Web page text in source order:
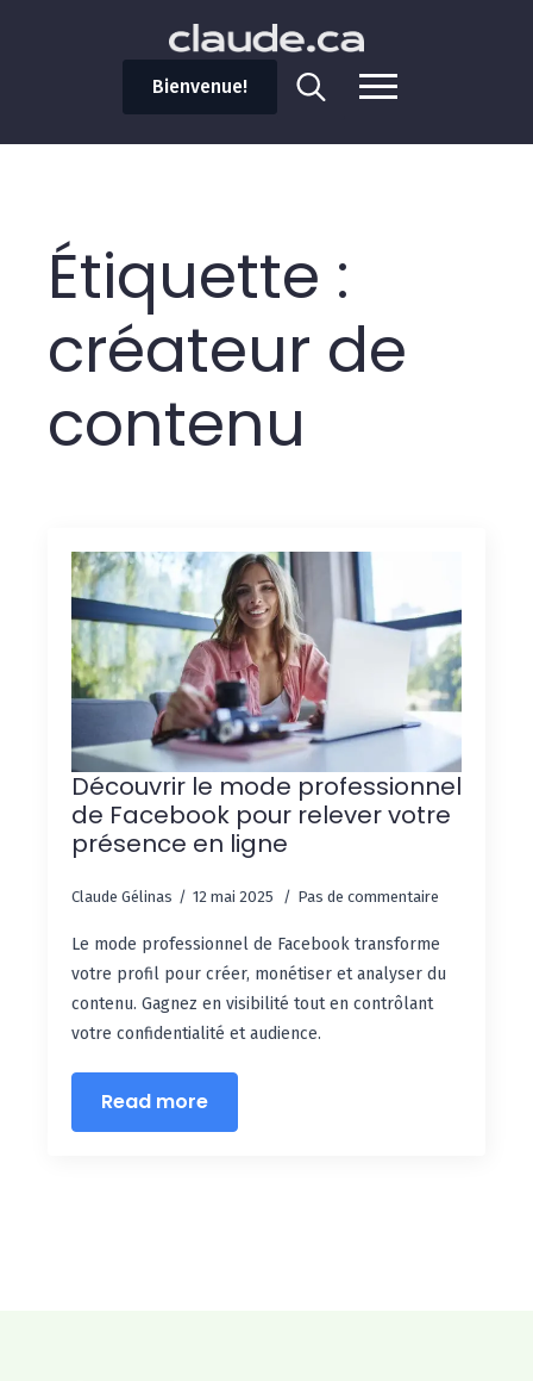
Bienvenue!
Étiquette :
créateur de
contenu
Découvrir le mode professionnel
de Facebook pour relever votre
présence en ligne
Claude Gélinas 12 mai 2025 Pas de commentaire
Le mode professionnel de Facebook transforme
votre profil pour créer, monétiser et analyser du
contenu. Gagnez en visibilité tout en contrôlant
votre confidentialité et audience.
Read more